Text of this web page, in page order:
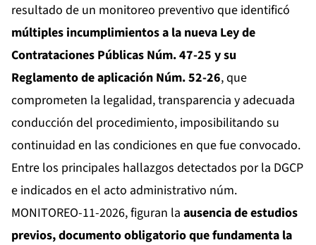
resultado de un monitoreo preventivo que identificó
múltiples incumplimientos a la nueva Ley de
Contrataciones Públicas Núm. 47-25 y su
Reglamento de aplicación Núm. 52-26, que
comprometen la legalidad, transparencia y adecuada
conducción del procedimiento, imposibilitando su
continuidad en las condiciones en que fue convocado.
Entre los principales hallazgos detectados por la DGCP
e indicados en el acto administrativo núm.
MONITOREO-11-2026, figuran la ausencia de estudios
previos, documento obligatorio que fundamenta la